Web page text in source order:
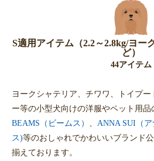
S適用アイテム（2.2～2.8kg/ヨー
ど）
44アイテム
ヨークシャテリア、チワワ、トイプ
ー等の小型犬向けの洋服やペット用品
BEAMS（ビームス）
ANNA SUI（ア
ス)等のおしゃれでかわいいブランド
揃えております。